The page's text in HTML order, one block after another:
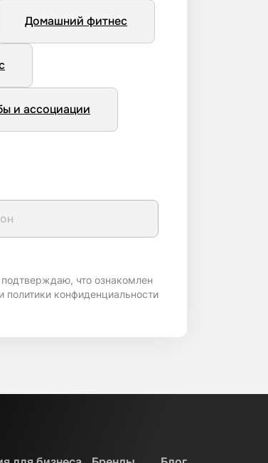
Домашний фитнес
и ассоциации
что ознакомлен
политики конфиденциальности